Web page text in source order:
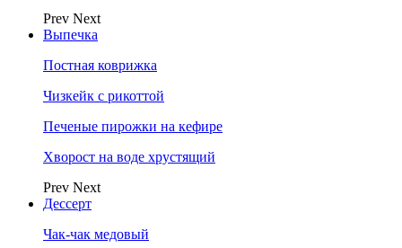
Prev Next
Выпечка
Постная коврижка
Чизкейк с рикоттой
Печеные пирожки на кефире
Хворост на воде хрустящий
Prev Next
Дессерт
Чак-чак медовый